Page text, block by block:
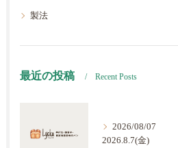
製法
最近の投稿 Recent Posts
2026/08/07
2026.8.7(金)